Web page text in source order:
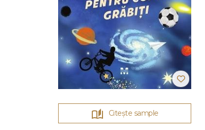
Citește sample